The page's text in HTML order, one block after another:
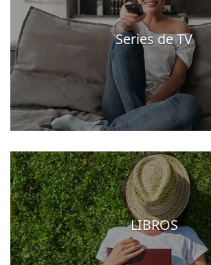
Series de TV
LIBROS